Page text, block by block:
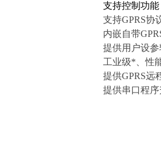
支持控制功
支持GPRS协
内嵌自带
提供用户设参
工业级*、性
提供GPRS远
提供串口程序